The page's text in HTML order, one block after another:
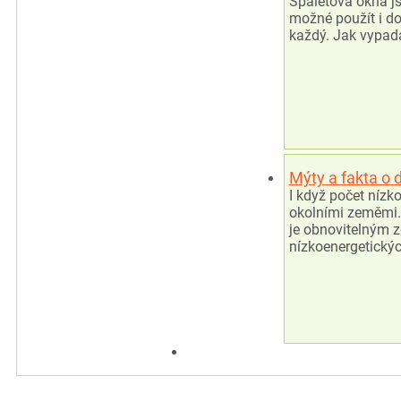
možné použít i
každý. Jak
Mýty a fakta o
I když počet
okolními
je obnovitelným